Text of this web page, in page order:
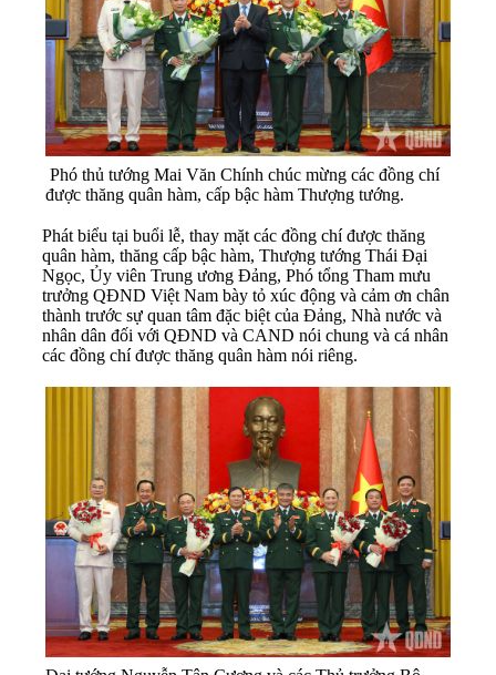
Phó thủ tướng Mai Văn Chính chúc mừng các đồng chí
được thăng quân hàm, cấp bậc hàm Thượng tướng.
Phát biểu tại buổi lễ, thay mặt các đồng chí được thăng
quân hàm, thăng cấp bậc hàm, Thượng tướng Thái Đại
Ngọc, Ủy viên Trung ương Đảng, Phó tổng Tham mưu
trưởng QĐND Việt Nam bày tỏ xúc động và cảm ơn chân
thành trước sự quan tâm đặc biệt của Đảng, Nhà nước và
nhân dân đối với QĐND và CAND nói chung và cá nhân
các đồng chí được thăng quân hàm nói riêng.